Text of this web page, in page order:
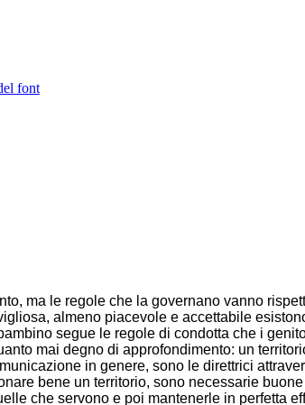
ma le regole che la governano vanno
almeno piacevole e accettabile
segue le regole di condotta che i
mai degno di approfondimento: un
in genere, sono le direttrici
bene un territorio, sono necessarie
che servono e poi mantenerle in perfetta